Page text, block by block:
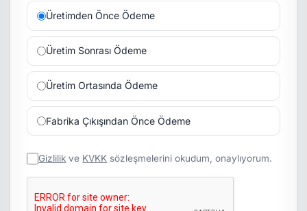
Üretimden Önce Ödeme
Üretim Sonrası Ödeme
Üretim Ortasında Ödeme
Fabrika Çıkışından Önce Ödeme
Gizlilik ve KVKK sözleşmelerini okudum, onaylıyorum.